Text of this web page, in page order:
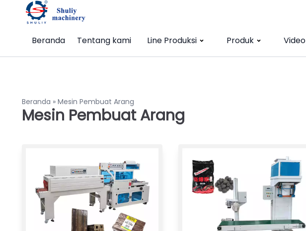
Beranda Tentang kami Line Produksi Produk Video
Beranda » Mesin Pembuat Arang
Mesin Pembuat Arang